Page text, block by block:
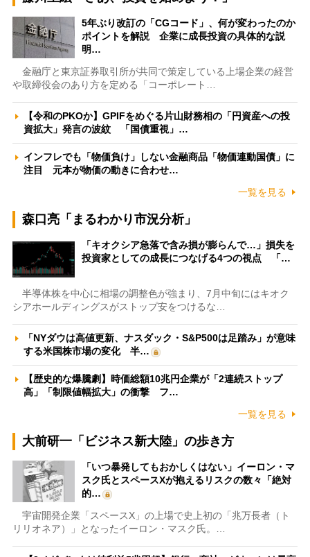
5年ぶり改訂の「CGコード」、何が変わったのか
ポイントを解説 企業に成長投資の具体的な説
明…
金融庁と東京証券取引所が共同で策定している上場企業の経営
や取締役会のあり方を定める「コーポレート…
【令和のPKOか】GPIFをめぐる片山財務相の「円資産への投
資拡大」発言の波紋 「国債重視」…
インフレでも「物価負け」しない金融商品「物価連動国債」に
注目 元本が物価の動きに合わせ…
一覧を見る
森口亮「まるわかり市況分析」
「キオクシア急落で含み損が膨らんで…」損失を
投資家としての成長につなげる4つの視点 「…
半導体株を中心に相場の調整色が強まり、7月中旬にはキオク
シアホールディングスがストップ安をつけるな…
「NYダウは高値更新、ナスダック・S&P500は足踏み」が意味
する米国株市場の変化 半…
【歴史的な爆騰劇】時価総額10兆円企業が「2連続ストップ
高」「制限値幅拡大」の衝撃 フ…
一覧を見る
大前研一「ビジネス新大陸」の歩き方
「いつ暴発してもおかしくはない」イーロン・マ
スク氏とスペースXが抱えるリスクの数々「絶対
的…
宇宙開発企業「スペースX」の上場で史上初の「兆万長者（ト
リリオネア）」となったイーロン・マスク氏。…